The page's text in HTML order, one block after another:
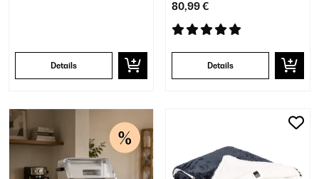
Details
80,99 €
Details